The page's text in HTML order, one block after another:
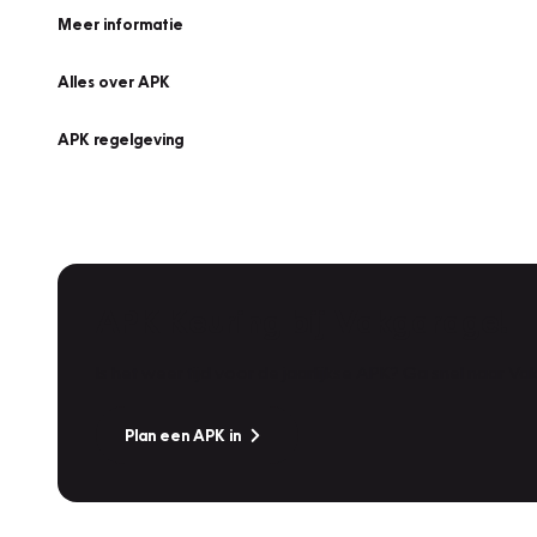
Meer informatie
Alles over APK
APK regelgeving
Plan een APK in